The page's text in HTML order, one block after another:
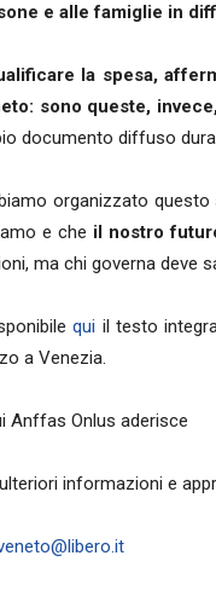
e alle famiglie in
la spesa,
sono queste,
documento diffuso
organizzato
e che il nostro
ma chi governa deve
qui il testo
a Venezia.
Anffas Onlus aderisce
informazioni e